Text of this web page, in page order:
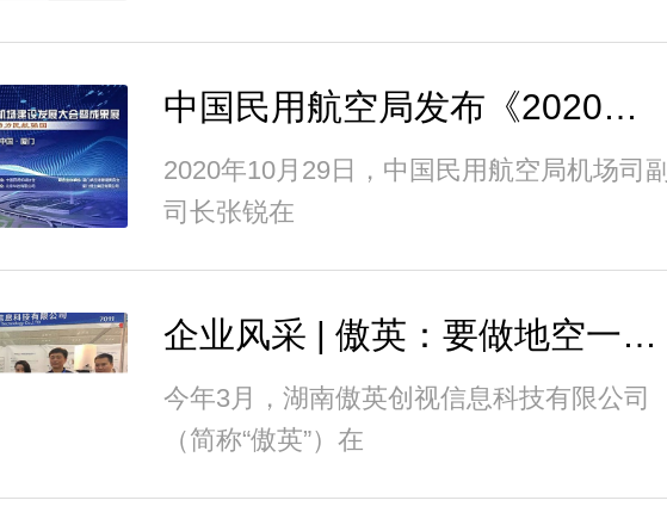
中国民用航空局发布《2020年度四型机场
2020年10月29日，中国民用航空局机场司副
司长张锐在
企业风采 | 傲英：要做地空一体化安防行
今年3月，湖南傲英创视信息科技有限公司
（简称“傲英”）在